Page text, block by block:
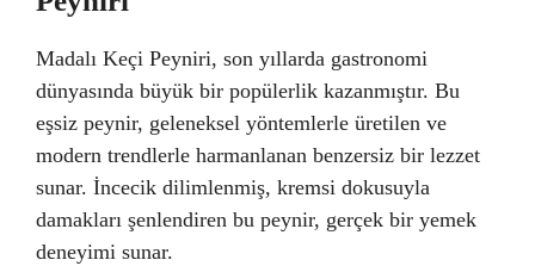
Madalı Keçi Peyniri, son yıllarda gastronomi
dünyasında büyük bir popülerlik kazanmıştır. Bu
eşsiz peynir, geleneksel yöntemlerle üretilen ve
modern trendlerle harmanlanan benzersiz bir lezzet
sunar. İncecik dilimlenmiş, kremsi dokusuyla
damakları şenlendiren bu peynir, gerçek bir yemek
deneyimi sunar.